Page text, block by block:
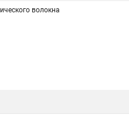
волокна